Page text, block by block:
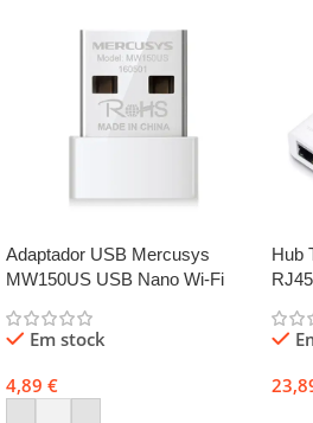
Adaptador USB Mercusys
MW150US USB Nano Wi-Fi
Em stock
4,89 €
Hub